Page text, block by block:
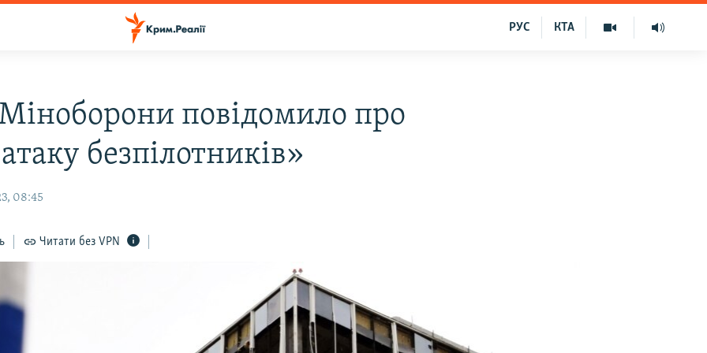
КТА
РУС
Міноборони повідомило про
безпілотників»
08:45
Читати без VPN